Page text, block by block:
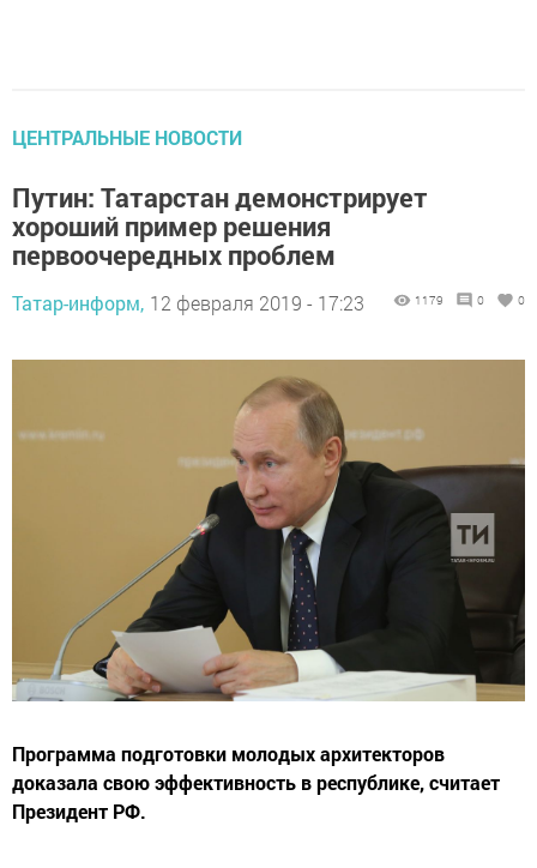
ЦЕНТРАЛЬНЫЕ НОВОСТИ
Путин: Татарстан демонстрирует
хороший пример решения
первоочередных проблем
Татар-информ, 12 февраля 2019 - 17:23 1179 0 0
Программа подготовки молодых архитекторов
доказала свою эффективность в республике, считает
Президент РФ.